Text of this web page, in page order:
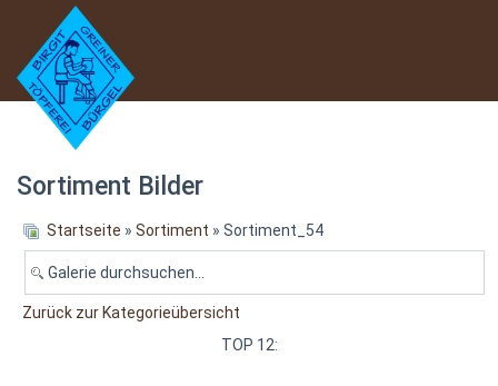
Sortiment Bilder
Startseite » Sortiment » Sortiment_54
Zurück zur Kategorieübersicht
TOP 12: